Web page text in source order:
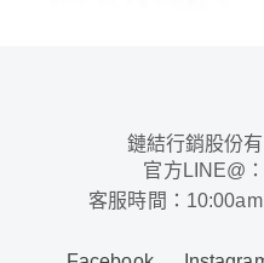
鏈結行銷股份
官方LINE@
客服時間：